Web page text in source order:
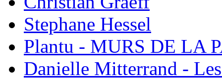
Stephane Hessel
Plantu - MURS DE LA
Danielle Mitterrand -